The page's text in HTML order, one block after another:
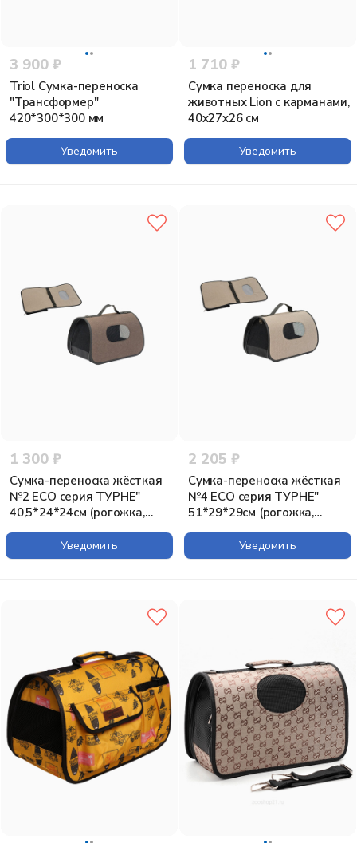
3 900 ₽
Triol Сумка-переноска
"Трансформер"
420*300*300 мм
Уведомить
1 710 ₽
Сумка переноска для
животных Lion с карманами,
40x27x26 см
Уведомить
1 300 ₽
Сумка-переноска жёсткая
№2 ECO серия ТУРНЕ"
40,5*24*24см (рогожка,
пластик) коричневая"
Уведомить
2 205 ₽
Сумка-переноска жёсткая
№4 ECO серия ТУРНЕ"
51*29*29см (рогожка,
пластик)
Уведомить